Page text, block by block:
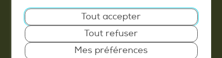
1975 St-Séverin
T. 027 345 45 45
info@conthey.ch
Tout accepter
Tout refuser
Mes préférences